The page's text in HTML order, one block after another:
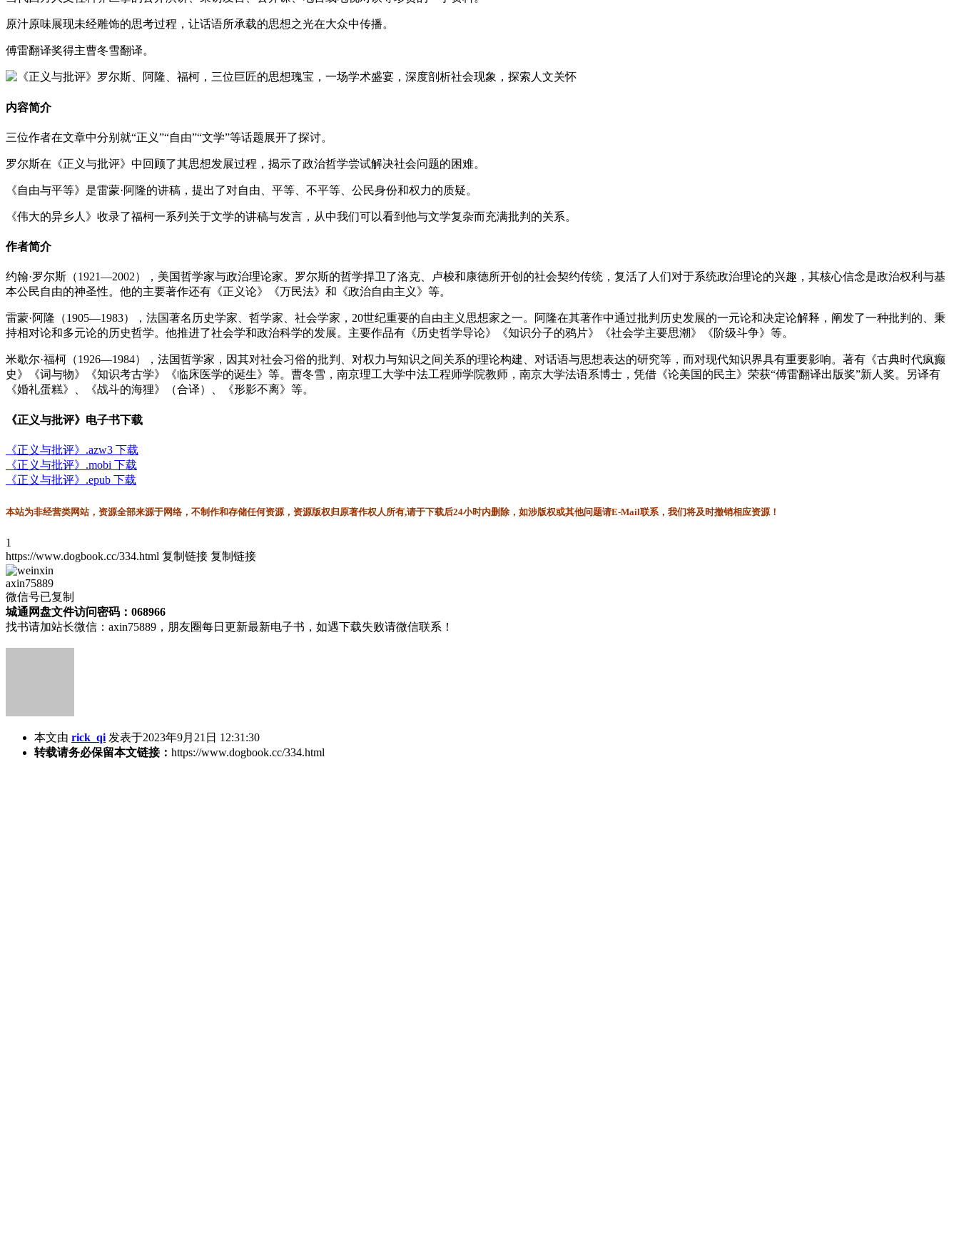
原汁原味展现未经雕饰的思考过程，让话语所承载的思想之光在大众中传播。
傅雷翻译奖得主曹冬雪翻译。
内容简介
三位作者在文章中分别就“正义”“自由”“文学”等话题展开了探讨。
罗尔斯在《正义与批评》中回顾了其思想发展过程，揭示了政治哲学尝试解决社会问题的困难。
《自由与平等》是雷蒙·阿隆的讲稿，提出了对自由、平等、不平等、公民身份和权力的质疑。
《伟大的异乡人》收录了福柯一系列关于文学的讲稿与发言，从中我们可以看到他与文学复杂而充满批判的关系。
作者简介
约翰·罗尔斯（1921—2002），美国哲学家与政治理论家。罗尔斯的哲学捍卫了洛克、卢梭和康德所开创的社会契约传统，复活了人们对于系统政治理论的兴趣，其核心信念是政治权利与基
本公民自由的神圣性。他的主要著作还有《正义论》《万民法》和《政治自由主义》等。
雷蒙·阿隆（1905—1983），法国著名历史学家、哲学家、社会学家，20世纪重要的自由主义思想家之一。阿隆在其著作中通过批判历史发展的一元论和决定论解释，阐发了一种批判的、秉
持相对论和多元论的历史哲学。他推进了社会学和政治科学的发展。主要作品有《历史哲学导论》《知识分子的鸦片》《社会学主要思潮》《阶级斗争》等。
米歇尔·福柯（1926—1984），法国哲学家，因其对社会习俗的批判、对权力与知识之间关系的理论构建、对话语与思想表达的研究等，而对现代知识界具有重要影响。著有《古典时代疯癫
史》《词与物》《知识考古学》《临床医学的诞生》等。曹冬雪，南京理工大学中法工程师学院教师，南京大学法语系博士，凭借《论美国的民主》荣获“傅雷翻译出版奖”新人奖。另译有
《婚礼蛋糕》、《战斗的海狸》（合译）、《形影不离》等。
《正义与批评》电子书下载
《正义与批评》.azw3 下载
《正义与批评》.mobi 下载
《正义与批评》.epub 下载
本站为非经营类网站，资源全部来源于网络，不制作和存储任何资源，资源版权归原著作权人所有,请于下载后24小时内删除，如涉版权或其他问题请E-Mail联系，我们将及时撤销相应资源！
1
https://www.dogbook.cc/334.html 复制链接 复制链接
axin75889
微信号已复制
城通网盘文件访问密码：068966
找书请加站长微信：axin75889，朋友圈每日更新最新电子书，如遇下载失败请微信联系！
本文由 rick_qi 发表于2023年9月21日 12:31:30
转载请务必保留本文链接： https://www.dogbook.cc/334.html